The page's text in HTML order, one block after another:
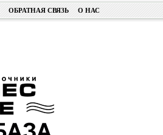
ОБРАТНАЯ СВЯЗЬ О НАС